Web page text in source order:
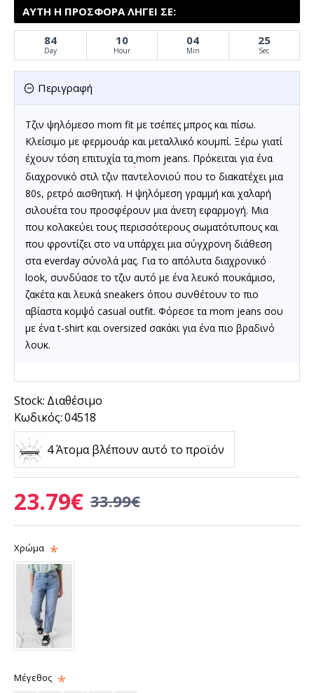
Περιγραφή
Τζιν ψηλόμεσο mom fit με τσέπες μπρος και πίσω.
Κλείσιμο με φερμουάρ και μεταλλικό κουμπί. Ξέρω γιατί
έχουν τόση επιτυχία τα mom jeans. Πρόκειται για ένα
διαχρονικό στιλ τζιν παντελονιού που το διακατέχει μια
80s, ρετρό αισθητική. Η ψηλόμεση γραμμή και χαλαρή
σιλουέτα του προσφέρουν μια άνετη εφαρμογή. Μια
που κολακεύει τους περισσότερους σωματότυπους και
που φροντίζει στο να υπάρχει μια σύγχρονη διάθεση
στα everday σύνολά μας. Για το απόλυτα διαχρονικό
look, συνδύασε τοτζιν αυτό με ένα λευκό πουκάμισο,
ζακέτα και λευκά sneakers όπου συνθέτουν το πιο
αβίαστα κομψό casual outfit. Φόρεσε τα mom jeans σου
με ένα t-shirt και oversized σακάκι για ένα πιο βραδινό
λουκ.
Stock: Διαθέσιμο
Κωδικός:04518
ΑΥΤΉ Η ΠΡΟΣΦΟΡΆ ΛΉΓΕΙ ΣΕ:
84
Day
10
Hour
04
Min
25
Sec
4 Άτομα βλέπουν αυτό το προϊόν
23.79€ 33.99€
Χρώμα
Μέγεθος